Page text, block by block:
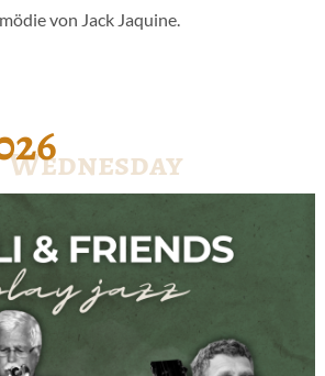
von Jack Jaquine.
Wednesday